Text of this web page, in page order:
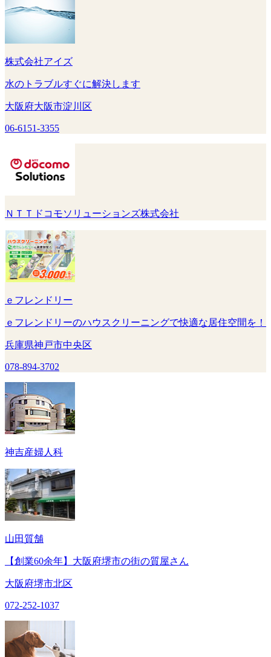
株式会社アイズ
水のトラブルすぐに解決します
大阪府大阪市淀川区
06-6151-3355
ＮＴＴドコモソリューションズ株式会社
ｅフレンドリー
ｅフレンドリーのハウスクリーニングで快適な居住空間を！
兵庫県神戸市中央区
078-894-3702
神吉産婦人科
山田質舗
【創業60余年】大阪府堺市の街の質屋さん
大阪府堺市北区
072-252-1037